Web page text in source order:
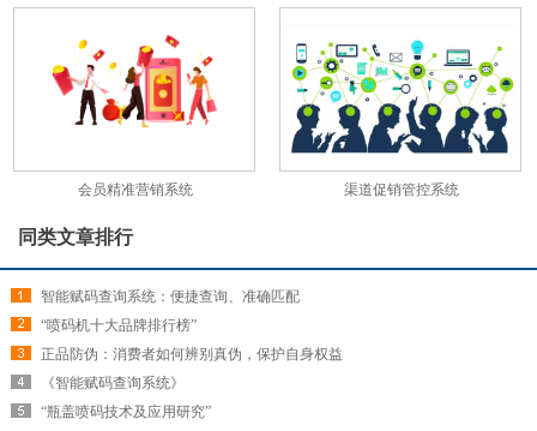
会员精准营销系统 渠道促销管控系统
同类文章排行
智能赋码查询系统：便捷查询、准确匹配
“喷码机十大品牌排行榜”
正品防伪：消费者如何辨别真伪，保护自身权益
《智能赋码查询系统》
“瓶盖喷码技术及应用研究”